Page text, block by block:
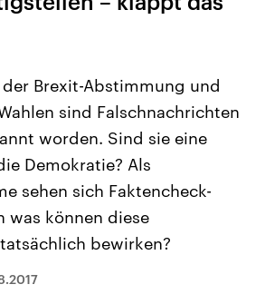
Anhalt
am 6.
neuen
das
Koalition aus
Parteien
USA
Aktuelle Beiträge,
Hintergründe
Wirtschaftlich und
gehören die Vereinigten
den mächtigsten Ländern
mit großem Einfluss auf
Brexit-Abstimmung und
sind Falschnachrichten
worden. Sind sie eine
Demokratie? Als
sehen sich Faktencheck-
was können diese
bewirken?